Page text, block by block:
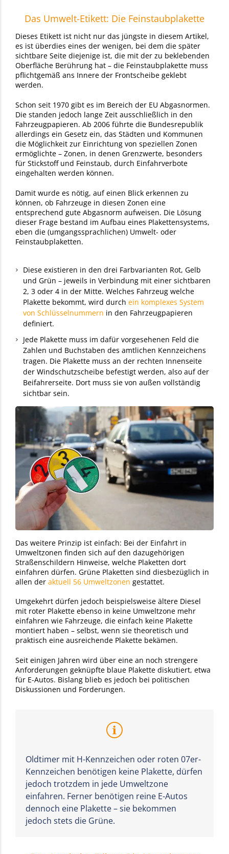
Das Umwelt-Etikett: Die Feinstaubplakette
Dieses Etikett ist nicht nur das jüngste in diesem Artikel,
es ist überdies eines der wenigen, bei dem die später
sichtbare Seite diejenige ist, die mit der zu beklebenden
Oberfläche Berührung hat – die Feinstaubplakette muss
pflichtgemäß ans Innere der Frontscheibe geklebt
werden.
Schon seit 1970 gibt es im Bereich der EU Abgasnormen.
Die standen jedoch lange Zeit ausschließlich in den
Fahrzeugpapieren. Ab 2006 führte die Bundesrepublik
allerdings ein Gesetz ein, das Städten und Kommunen
die Möglichkeit zur Einrichtung von speziellen Zonen
ermöglichte – Zonen, in denen Grenzwerte, besonders
für Stickstoff und Feinstaub, durch Einfahrverbote
eingehalten werden können.
Damit wurde es nötig, auf einen Blick erkennen zu
können, ob Fahrzeuge in diesen Zonen eine
entsprechend gute Abgasnorm aufweisen. Die Lösung
dieser Frage bestand im Aufbau eines Plakettensystems,
eben die (umgangssprachlichen) Umwelt- oder
Feinstaubplaketten.
Diese existieren in den drei Farbvarianten Rot, Gelb
und Grün – jeweils in Verbindung mit einer sichtbaren
2, 3 oder 4 in der Mitte. Welches Fahrzeug welche
Plakette bekommt, wird durch ein komplexes System
von Schlüsselnummern in den Fahrzeugpapieren
definiert.
Jede Plakette muss im dafür vorgesehenen Feld die
Zahlen und Buchstaben des amtlichen Kennzeichens
tragen. Die Plakette muss an der rechten Innenseite
der Windschutzscheibe befestigt werden, also auf der
Beifahrerseite. Dort muss sie von außen vollständig
sichtbar sein.
Das weitere Prinzip ist einfach: Bei der Einfahrt in
Umweltzonen finden sich auf den dazugehörigen
Straßenschildern Hinweise, welche Plaketten dort
einfahren dürfen. Grüne Plaketten sind diesbezüglich in
allen der aktuell 56 Umweltzonen gestattet.
Umgekehrt dürfen jedoch beispielsweise ältere Diesel
mit roter Plakette ebenso in keine Umweltzone mehr
einfahren wie Fahrzeuge, die einfach keine Plakette
montiert haben – selbst, wenn sie theoretisch und
praktisch eine ausreichende Plakette bekämen.
Seit einigen Jahren wird über eine an noch strengere
Anforderungen geknüpfte blaue Plakette diskutiert, etwa
für E-Autos. Bislang blieb es jedoch bei politischen
Diskussionen und Forderungen.
Oldtimer mit H-Kennzeichen oder roten 07er-
Kennzeichen benötigen keine Plakette, dürfen
jedoch trotzdem in jede Umweltzone
einfahren. Ferner benötigen reine E-Autos
dennoch eine Plakette – sie bekommen
jedoch stets die Grüne.